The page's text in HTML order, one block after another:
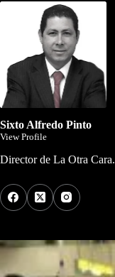
Sixto Alfredo Pinto
View Profile
Director de La Otra